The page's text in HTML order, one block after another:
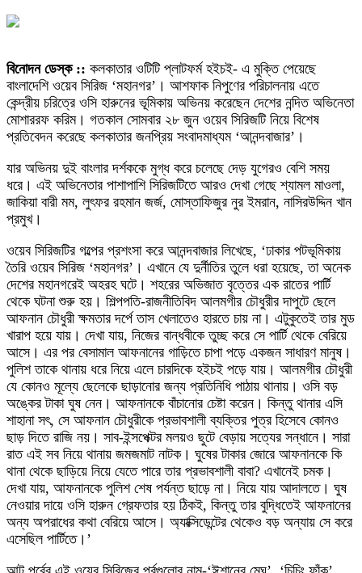
বিনোদন ডেস্ক :: কলকাতার ওটিটি প্লাটফর্ম হইচই- এ মুক্তি পেয়েছে
বাংলাদেশি ওয়েব সিরিজ ‘মহানগর’। আশফাক নিপুণের পরিচালনায় এতে
কেন্দ্রীয় চরিত্রে ওসি হারুনের ভূমিকায় অভিনয় করেছেন দেশের নন্দিত অভিনেতা
মোশাররফ করিম। গতকাল সোমবার ২৮ জুন ওয়েব সিরিজটি নিয়ে বিশেষ
প্রতিবেদন করেছে কলকাতার জনপ্রিয় সংবাদমাধ্যম ‘আনন্দবাজার’।
যার অভিনয় দুই বাংলার দর্শককে মুগ্ধ করে চলেছে দেড় যুগেরও বেশি সময়
ধরে। এই অভিনেতার পাশাপাশি সিরিজটিতে আরও দেখা গেছে শ্যামল মাওলা,
জাকিয়া বারী মম, লুৎফর রহমান জর্জ, মোস্তাফিজুর নুর ইমরান, নাসিরউদ্দিন খান
প্রমুখ।
ওয়েব সিরিজটির গল্পের প্রশংসা করে আনন্দবাজার লিখেছে, ‘ঢাকার পটভূমিকায়
তৈরি ওয়েব সিরিজ ‘মহানগর’। এখানে যে দুর্নীতির তুলে ধরা হয়েছে, তা অনেক
দেশের মহানগরেই অহরহ ঘটে। শহরের অভিজাত বৃত্তের এক রাতের পার্টি
থেকে ঘটনা শুরু হয়। শিল্পপতি-রাজনীতিবিদ আলমগীর চৌধুরীর দাপুটে ছেলে
আফনান চৌধুরী ক্ষমতার দর্পে তাস খেলাতেও হারতে চায় না। এটুকুতেই তার মুড
খারাপ হয়ে যায়। দেখা যায়, নিজের বান্ধবীকে তুচ্ছ করে সে পার্টি থেকে বেরিয়ে
আসে। এর পর বেসামাল আফনানের গাড়িতে চাপা পড়ে একজন সাধারণ মানুষ।
পুলিশ তাকে থানায় ধরে নিয়ে এলে চারদিকে হইচই পড়ে যায়। আলমগীর চৌধুরী
যে কোনও মূল্যে ছেলেকে ছাড়ানোর জন্য প্রতিনিধি পাঠায় থানায়। ওসি বড়
অঙ্কের টাকা ঘুষ নেন। আফনানকে বাঁচানোর চেষ্টা করেন। কিন্তু থানার এসি
শাহানা সৎ, সে আফনান চৌধুরীকে প্রভাবশালী ব্যক্তির পুত্র হিসেবে কোনও
ছাড় দিতে রাজি নয়। সাব-ইন্সপেক্টর মলয়ও ছুটে বেড়ায় সত্যের সন্ধানে। সারা
রাত এই সব নিয়ে থানায় জমজমাট নাটক। ঘুষের টাকার জোরে আফনানকে কি
থানা থেকে ছাড়িয়ে নিয়ে যেতে পারে তার প্রভাবশালী বাবা? এখানেই চমক।
দেখা যায়, আফনানকে পুলিশ শেষ পর্যন্ত ছাড়ে না। নিয়ে যায় আদালতে। ঘুষ
নেওয়ার দায়ে ওসি হারুন গ্রেফতার হয় ঠিকই, কিন্তু তার বুদ্ধিতেই আফনানের
অন্য অপরাধের কথা বেরিয়ে আসে। অ্যাক্সিডেন্টের থেকেও বড় অন্যায় সে করে
এসেছিল পার্টিতে।’